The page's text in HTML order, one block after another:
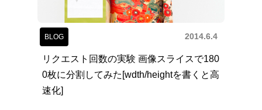
BLOG 2014.6.4
リクエスト回数の実験 画像スライスで180
0枚に分割してみた[wdth/heightを書くと高
速化]